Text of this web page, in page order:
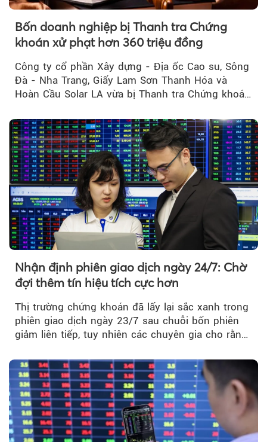
Bốn doanh nghiệp bị Thanh tra Chứng
khoán xử phạt hơn 360 triệu đồng
Công ty cổ phần Xây dựng - Địa ốc Cao su, Sông
Đà - Nha Trang, Giấy Lam Sơn Thanh Hóa và
Hoàn Cầu Solar LA vừa bị Thanh tra Chứng khoán
do vi phạm quy định về công bố thông tin trên
thị trường chứng khoán.
Nhận định phiên giao dịch ngày 24/7: Chờ
đợi thêm tín hiệu tích cực hơn
Thị trường chứng khoán đã lấy lại sắc xanh trong
phiên giao dịch ngày 23/7 sau chuỗi bốn phiên
giảm liên tiếp, tuy nhiên các chuyên gia cho rằng